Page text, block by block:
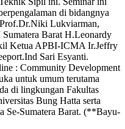
di bidangnya
Lukviarman,
Barat H.Leonardy
Ketua APBI-ICMA Ir.Jeffry
Sari Esyanti.
: Community Development
untuk umum terutama
di lingkungan Fakultas
Bung Hatta serta
Se-Sumatera Barat. (**Bayu-